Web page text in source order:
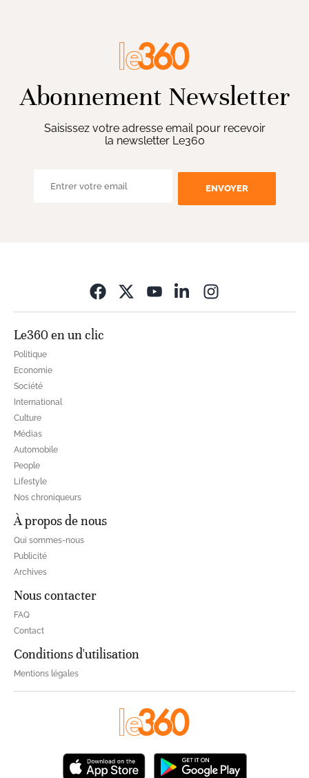
Abonnement Newsletter
Saisissez votre adresse email pour recevoir
la newsletter Le360
ENVOYER
Le360 en un clic
Politique
Economie
Société
International
Culture
Médias
Automobile
People
Lifestyle
Nos chroniqueurs
À propos de nous
Qui sommes-nous
Publicité
Archives
Nous contacter
FAQ
Contact
Conditions d'utilisation
Mentions légales